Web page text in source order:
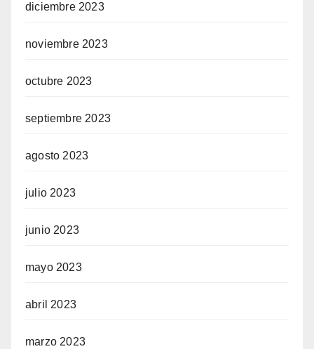
diciembre 2023
noviembre 2023
octubre 2023
septiembre 2023
agosto 2023
julio 2023
junio 2023
mayo 2023
abril 2023
marzo 2023